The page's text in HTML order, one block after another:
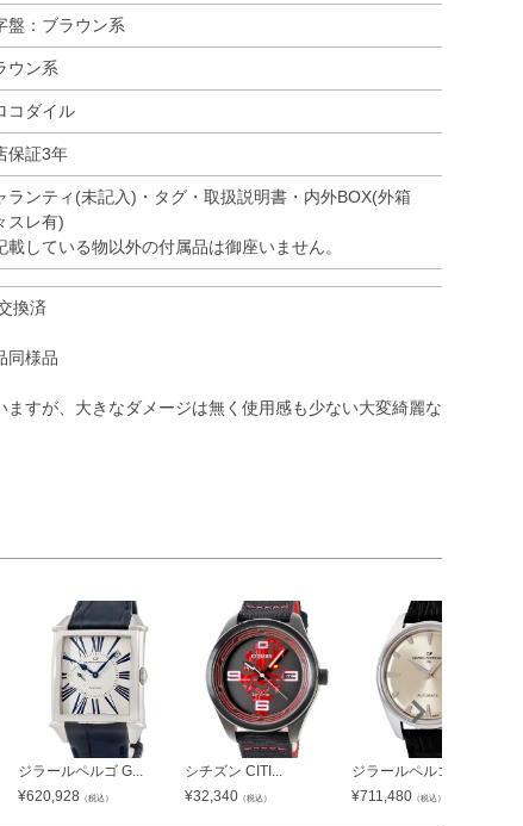
盤：ブラウン系
ウン系
コダイル
保証3年
ランティ(未記入)・タグ・取扱説明書・内外BOX(外箱
スレ有)
している物以外の付属品は御座いません。
換済
同様品
ますが、大きなダメージは無く使用感も少ない大変綺麗な
ジラールペルゴ G...
¥620,928 （税込）
シチズン CITI...
¥32,340 （税込）
ジラールペルゴ G...
¥711,480 （税込）